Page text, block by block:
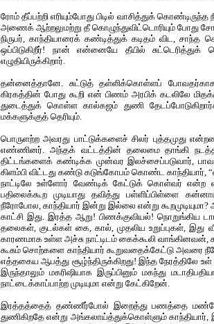
ரோம் தீப்பற்றி எரியும்போது பிடில் வாசித்துக்
அணைக் ஆற்றலுமற்று தீ கொழுந்துவிட்டொரியும் போது
நிருபர், காந்தியாரைக் கண்டித்துக் கடிதம் விட, சாந்த
ஒப்பிடுகிறீர்! நான் என்னையே தீயில் சுட்டெரித்துக்
எழுதியிருக்கிறார்.
தன்னைத்தானே. சுட்டுத் தள்ளிக்கொள்ளப் போவதர்காக
கிரகத்தின் போது கூறி என் பிணம் அரபிக் கடலிலே
துடைத்துக் கொள்ள கால்கஜம் துணி
மக்களுக்குத் தெரியும்.
பொருளற்ற அவரது பாட்டுக்களைச் சிலர் புத்தமுது
எண்ணினர். அந்தக் வட்டத்தின் தலைமை தாங்கி
திட்டங்களைக் கண்டிக்க முன்வர இலச்சைப்படுவார்,
கிளம்பி விட்டது கண்டு கடுங்கோபம் கொண்ட
நாட்டிலே உள்ளோர் வேண்டிக் கேட்டுக் கொள்வர் என்ற
பதிலைக்கூற முடியாது தவித்து பள்ளிப்பிள்ளை
நீரோபோல, காந்தியார் இன்று இல்லை என்று
காட்சி இது. இரத்த ஆறு! பிணக்குவியல்! நொறுங்கிய
தலைகள், குடல்கள் கை, கால், முதலிய உறுப்புகள், இது
காரணமாக உள்ள அச்சு நாட்டிடம் கைக்கூலி
கூசும் சொற்களை காந்தியார் கூறுவதைக்கேட்டு அவரை
எத்தகைய ஆபத்து சூழ்ந்திருக்கிறது! இந்த நேரத்திலே
இருந்தாலும் மகரிஷியாக இருப்பினும் மகந்து
நாட்டைக்காப்பாற்ற முடியுமா என்று கேட்கிறேன்.
இரத்தத்தைத் தண்ணீர்போல் இறைத்து பணத்தை மண்போல்
துணிகிறதே என்று அங்கலாய்த்துக்கொள்ளும்